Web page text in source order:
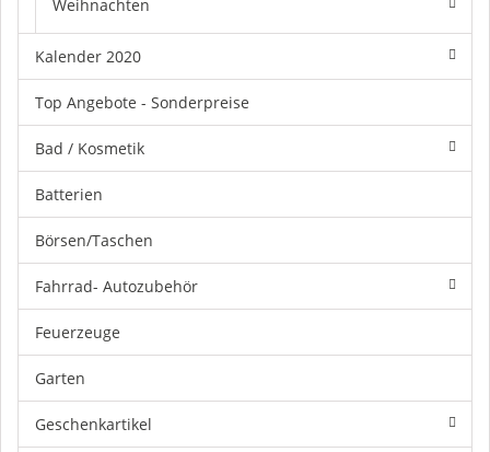
Weihnachten
Kalender 2020
Top Angebote - Sonderpreise
Bad / Kosmetik
Batterien
Börsen/Taschen
Fahrrad- Autozubehör
Feuerzeuge
Garten
Geschenkartikel